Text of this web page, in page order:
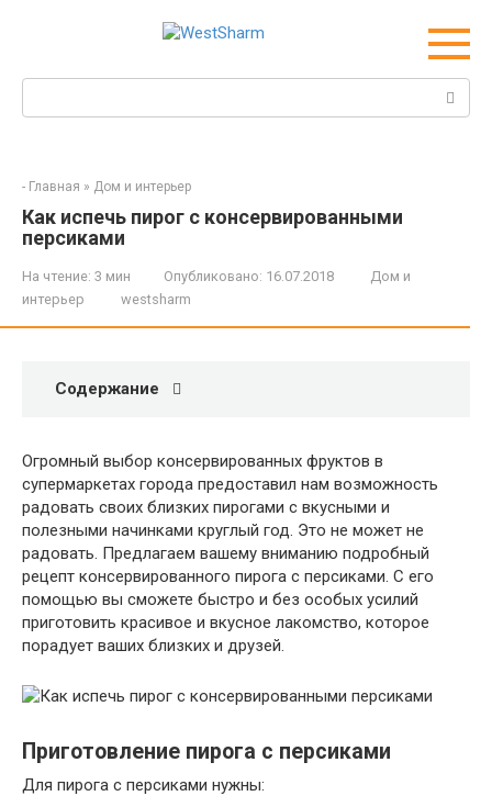
- Главная » Дом и интерьер
Как испечь пирог с консервированными
персиками
На чтение: 3 мин Опубликовано: 16.07.2018
Дом и
интерьер
westsharm
Содержание
Огромный выбор консервированных фруктов в
супермаркетах города предоставил нам возможность
радовать своих близких пирогами с вкусными и
полезными начинками круглый год. Это не может не
радовать. Предлагаем вашему вниманию подробный
рецепт консервированного пирога с персиками. С его
помощью вы сможете быстро и без особых усилий
приготовить красивое и вкусное лакомство, которое
порадует ваших близких и друзей.
Приготовление пирога с персиками
Для пирога с персиками нужны: